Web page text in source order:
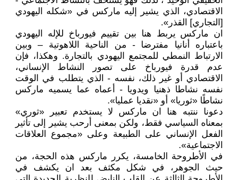
الاقتصادي، الذي يشير إليه ماركس في «شكله اليهودي
[التجاري] القذر».
ان ماركس يربط هنا بين تقييم فيورباخ للإله اليهودي
باعتباره أنانيا مفترضا - من الناحية اللاهوتية – وبين
الارتباط النمطي للمجتمع اليهودي بالتجارة. وهكذا، فإن
عدم قدرة فيورباخ على تصور النشاط الإنساني،
الاقتصادي أو غير ذلك، نفسه - الذي يتطلب في الوقت
نفسه نشاطا ذهنيا ويدويا - أعماه عما يسميه ماركس
نشاطًا «ثوريا» أو «نقديا عمليا».
دعونا ننتبه هنا ان ماركس لا يستخدم تعبير «ثوري»
بمعناه السياسي فقط، ولكن بمعنى أرحب يشير إلى تأثير
الفعل الإنساني على الطبيعة وعلى «مجموع العلاقات
الاجتماعية».
في الأطروحة الخامسة، يكرر ماركس هذه الحجة، من
حيث الجوهر، في شكل مكثف بعد ان يكشف في